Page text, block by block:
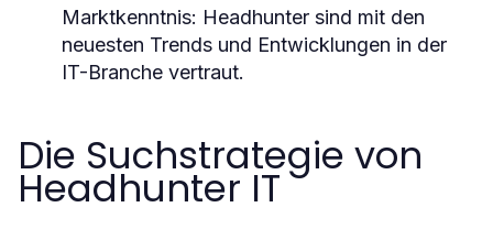
Marktkenntnis: Headhunter sind mit den
neuesten Trends und Entwicklungen in der
IT-Branche vertraut.
Die Suchstrategie von
Headhunter IT